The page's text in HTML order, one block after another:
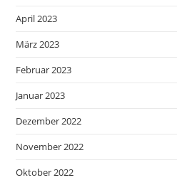
April 2023
März 2023
Februar 2023
Januar 2023
Dezember 2022
November 2022
Oktober 2022